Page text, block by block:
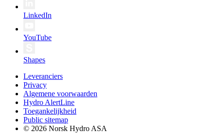
LinkedIn
YouTube
Shapes
Leveranciers
Privacy
Algemene voorwaarden
Hydro AlertLine
Toegankelijkheid
Public sitemap
© 2026 Norsk Hydro ASA